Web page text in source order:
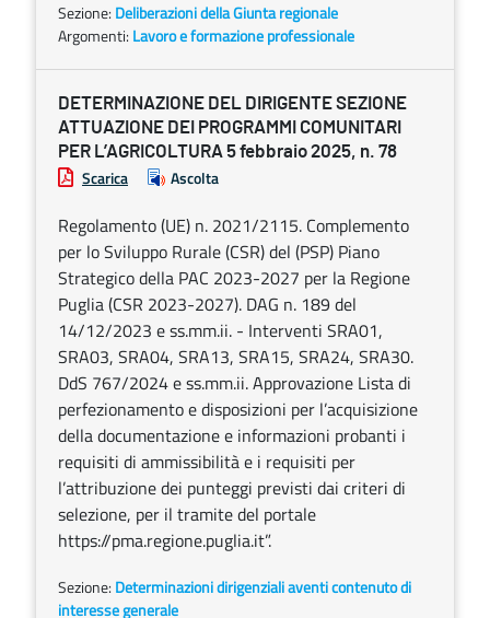
Sezione: Deliberazioni della Giunta regionale
Argomenti: Lavoro e formazione professionale
DETERMINAZIONE DEL DIRIGENTE SEZIONE
ATTUAZIONE DEI PROGRAMMI COMUNITARI
PER L’AGRICOLTURA 5 febbraio 2025, n. 78
Scarica Ascolta
Regolamento (UE) n. 2021/2115. Complemento
per lo Sviluppo Rurale (CSR) del (PSP) Piano
Strategico della PAC 2023-2027 per la Regione
Puglia (CSR 2023-2027). DAG n. 189 del
14/12/2023 e ss.mm.ii. - Interventi SRA01,
SRA03, SRA04, SRA13, SRA15, SRA24, SRA30.
DdS 767/2024 e ss.mm.ii. Approvazione Lista di
perfezionamento e disposizioni per l’acquisizione
della documentazione e informazioni probanti i
requisiti di ammissibilità e i requisiti per
l’attribuzione dei punteggi previsti dai criteri di
selezione, per il tramite del portale
https://pma.regione.puglia.it”.
Sezione: Determinazioni dirigenziali aventi contenuto di
interesse generale